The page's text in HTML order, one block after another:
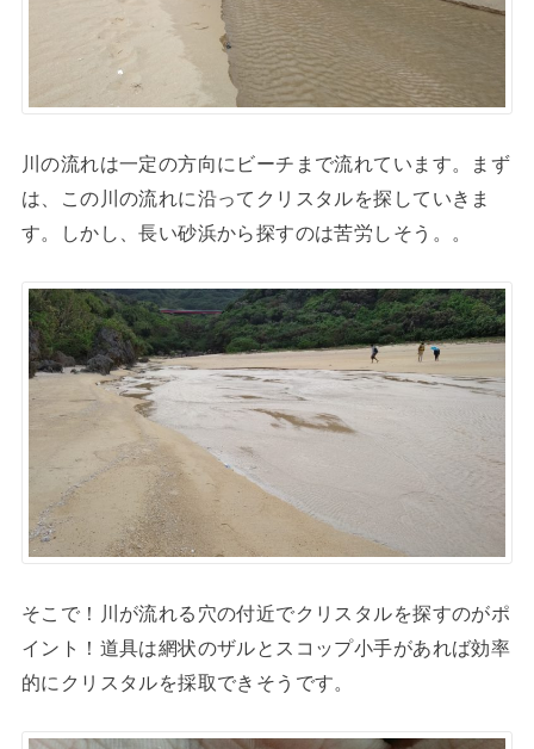
川の流れは一定の方向にビーチまで流れています。まず
は、この川の流れに沿ってクリスタルを探していきま
す。しかし、長い砂浜から探すのは苦労しそう。。
そこで！川が流れる穴の付近でクリスタルを探すのがポ
イント！道具は網状のザルとスコップ小手があれば効率
的にクリスタルを採取できそうです。